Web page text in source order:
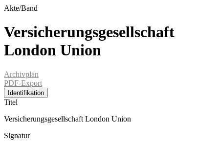
Akte/Band
Versicherungsgesellschaft
London Union
Archivplan
PDF-Export
Identifikation
Titel
Versicherungsgesellschaft London Union
Signatur